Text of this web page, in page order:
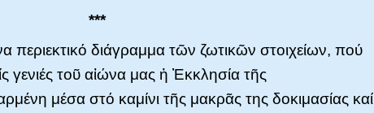
***
περιεκτικό διάγραμμα τῶν ζωτικῶν στοιχείων, πού
γενιές τοῦ αἰώνα μας ἡ Ἐκκλησία τῆς
μέσα στό καμίνι τῆς μακρᾶς της δοκιμασίας καί